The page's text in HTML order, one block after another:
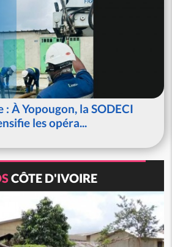
À Yopougon, la SODECI
les opéra...
CÔTE D'IVOIRE